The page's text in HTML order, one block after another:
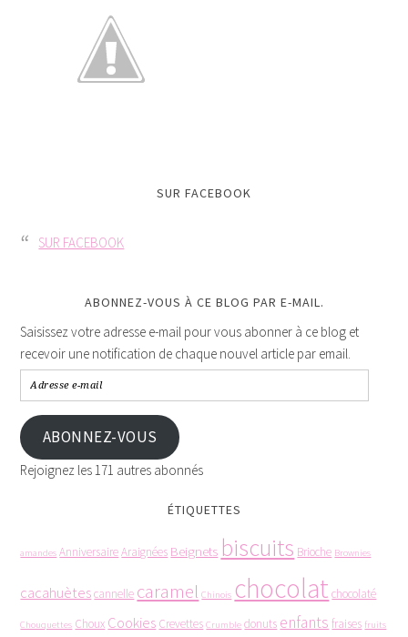
SUR FACEBOOK
SUR FACEBOOK
ABONNEZ-VOUS À CE BLOG PAR E-MAIL.
Saisissez votre adresse e-mail pour vous abonner à ce blog et
recevoir une notification de chaque nouvel article par email.
ABONNEZ-VOUS
Rejoignez les 171 autres abonnés
ÉTIQUETTES
amandes AnniversaireAraignées Beignets biscuits Brioche Brownies
cacahuètescannelle caramel Chinois chocolat chocolaté
Chouquettes Choux Cookies Crevettes Crumble donuts enfants fraises fruits